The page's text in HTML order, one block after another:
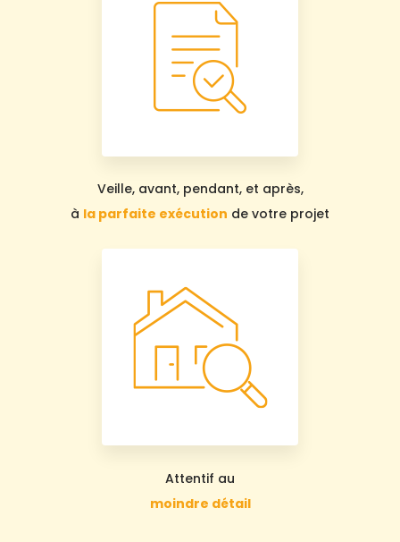
Veille, avant, pendant, et après,
à la parfaite exécution de votre projet
Attentif au
moindre détail